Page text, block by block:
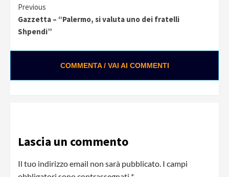
Continue
Reading
Previous
Gazzetta – “Palermo, si valuta uno dei fratelli
Shpendi”
COMMENTA / VAI AI COMMENTI
Lascia un commento
Il tuo indirizzo email non sarà pubblicato. I campi